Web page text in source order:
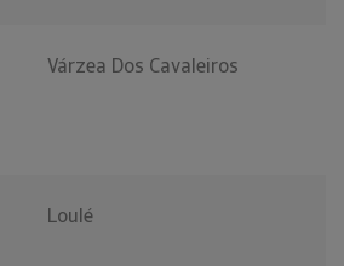
Várzea Dos Cavaleiros
Loulé